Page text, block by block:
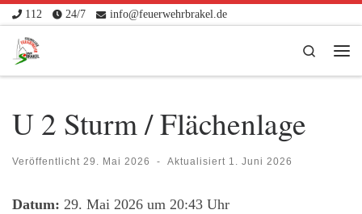
Zum Inhalt springen
112 24/7 info@feuerwehrbrakel.de
Search
U 2 Sturm / Flächenlage
Veröffentlicht 29. Mai 2026 - Aktualisiert 1. Juni 2026
Datum: 29. Mai 2026 um 20:43 Uhr